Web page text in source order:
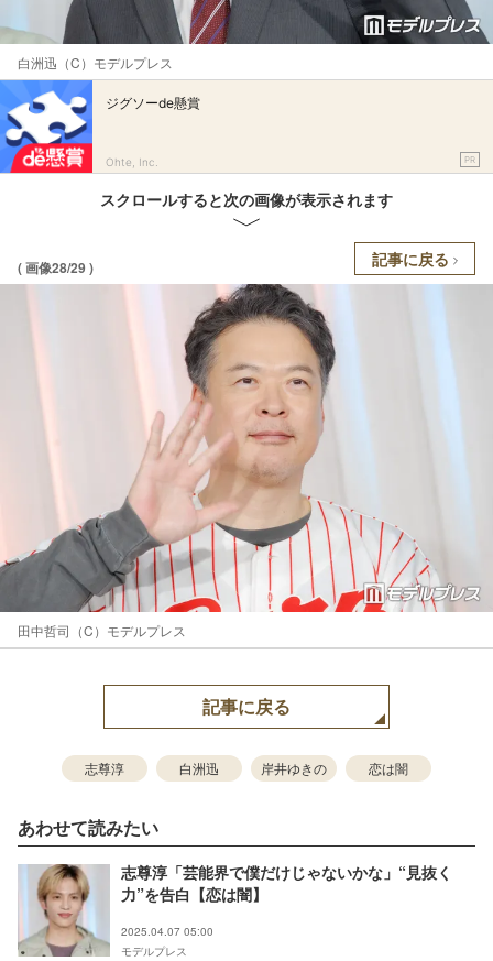
白洲迅（C）モデルプレス
ジグソーde懸賞
Ohte, Inc. PR
スクロールすると次の画像が表示されます
( 画像28/29 ) 記事に戻る
田中哲司（C）モデルプレス
記事に戻る
志尊淳 白洲迅 岸井ゆきの 恋は闇
あわせて読みたい
志尊淳「芸能界で僕だけじゃないかな」“見抜く
力”を告白【恋は闇】
2025.04.07 05:00
モデルプレス